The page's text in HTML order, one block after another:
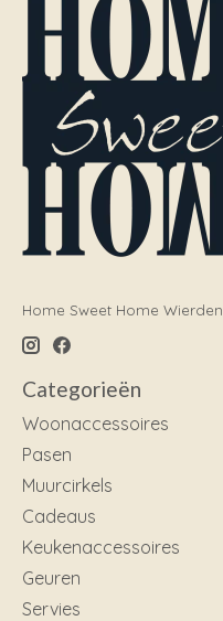
Home Sweet Home Wierden
Categorieën
Woonaccessoires
Pasen
Muurcirkels
Cadeaus
Keukenaccessoires
Geuren
Servies